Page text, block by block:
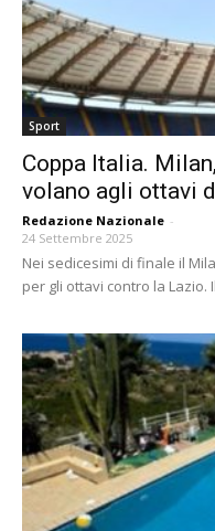
Sport
Coppa Italia.
volano agli ottavi
Redazione Nazionale -
24 Settembre 2025
Nei sedicesimi di finale il
per gli ottavi contro la Lazio.